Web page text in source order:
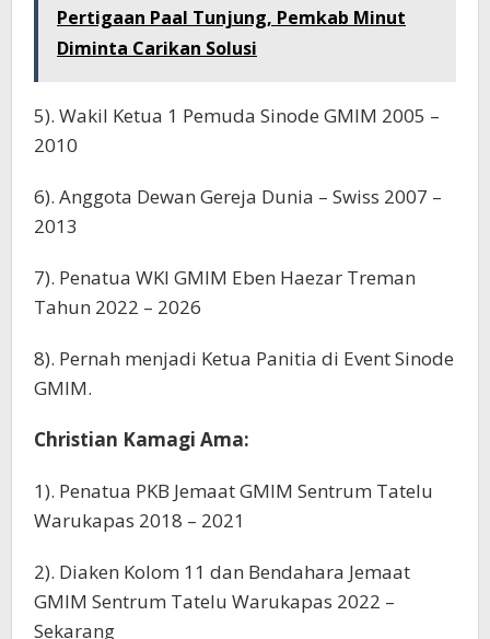
Pertigaan Paal Tunjung, Pemkab Minut
Diminta Carikan Solusi
5). Wakil Ketua 1 Pemuda Sinode GMIM 2005 –
2010
6). Anggota Dewan Gereja Dunia – Swiss 2007 –
2013
7). Penatua WKI GMIM Eben Haezar Treman
Tahun 2022 – 2026
8). Pernah menjadi Ketua Panitia di Event Sinode
GMIM.
Christian Kamagi Ama:
1). Penatua PKB Jemaat GMIM Sentrum Tatelu
Warukapas 2018 – 2021
2). Diaken Kolom 11 dan Bendahara Jemaat
GMIM Sentrum Tatelu Warukapas 2022 –
Sekarang